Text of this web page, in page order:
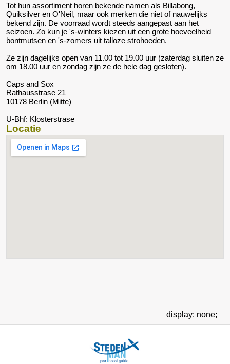
Tot hun assortiment horen bekende namen als Billabong,
Quiksilver en O'Neil, maar ook merken die niet of nauwelijks
bekend zijn. De voorraad wordt steeds aangepast aan het
seizoen. Zo kun je 's-winters kiezen uit een grote hoeveelheid
bontmutsen en 's-zomers uit talloze strohoeden.
Ze zijn dagelijks open van 11.00 tot 19.00 uur (zaterdag sluiten ze
om 18.00 uur en zondag zijn ze de hele dag gesloten).
Caps and Sox
Rathausstrase 21
10178 Berlin (Mitte)
U-Bhf: Klosterstrase
Locatie
display: none;